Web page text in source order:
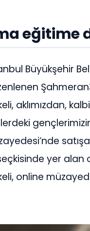
eğitime
Büyükşehir
aklımızdan,
yer alan
online